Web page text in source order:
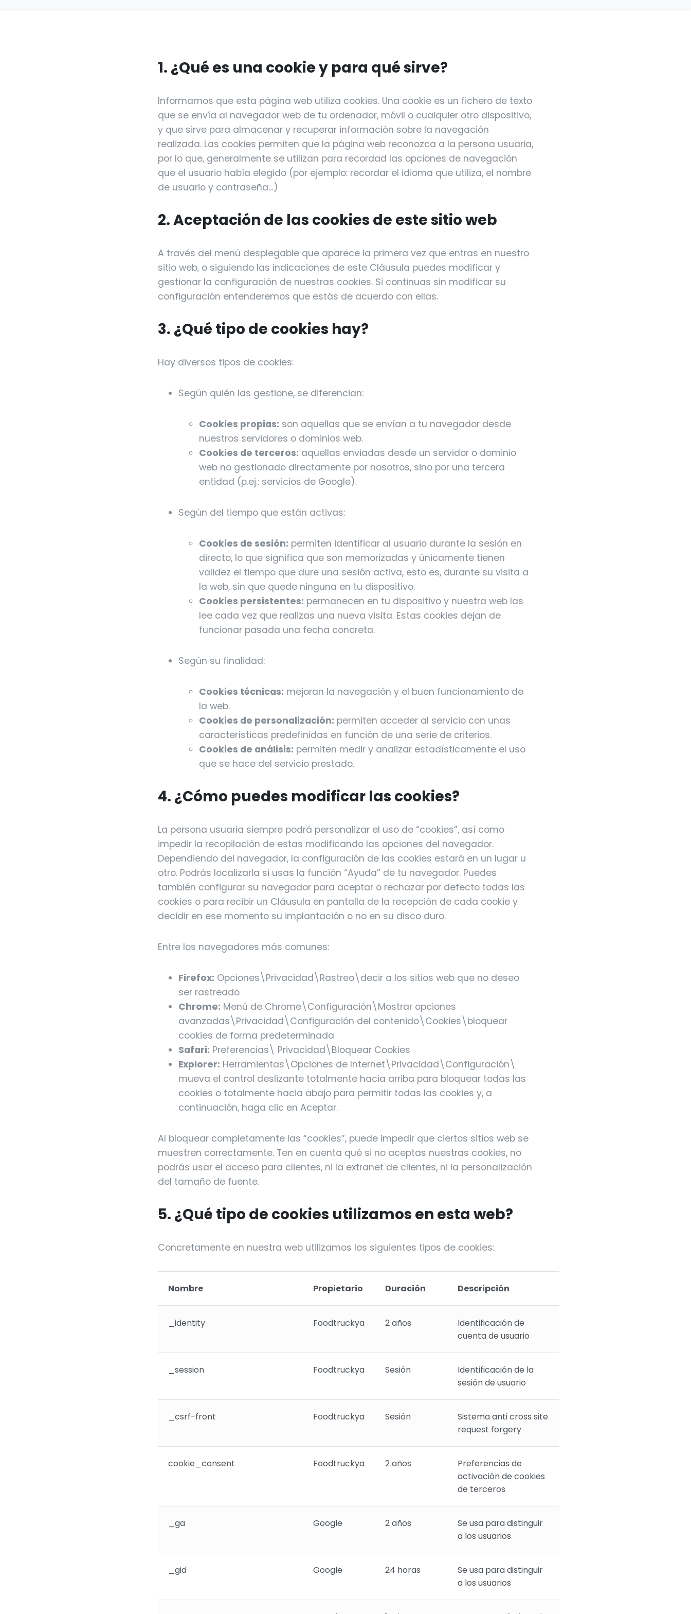
1. ¿Qué es una cookie y para qué sirve?
Informamos que esta página web utiliza cookies. Una cookie es un fichero de texto
que se envía al navegador web de tu ordenador, móvil o cualquier otro dispositivo,
y que sirve para almacenar y recuperar información sobre la navegación
realizada. Las cookies permiten que la página web reconozca a la persona usuaria,
por lo que, generalmente se utilizan para recordad las opciones de navegación
que el usuario había elegido (por ejemplo: recordar el idioma que utiliza, el nombre
de usuario y contraseña…)
2. Aceptación de las cookies de este sitio web
A través del menú desplegable que aparece la primera vez que entras en nuestro
sitio web, o siguiendo las indicaciones de este Cláusula puedes modificar y
gestionar la configuración de nuestras cookies. Si continuas sin modificar su
configuración entenderemos que estás de acuerdo con ellas.
3. ¿Qué tipo de cookies hay?
Hay diversos tipos de cookies:
Según quién las gestione, se diferencian:
Cookies propias: son aquellas que se envían a tu navegador desde
nuestros servidores o dominios web.
Cookies de terceros: aquellas enviadas desde un servidor o dominio
web no gestionado directamente por nosotros, sino por una tercera
entidad (p.ej.: servicios de Google).
Según del tiempo que están activas:
Cookies de sesión: permiten identificar al usuario durante la sesión en
directo, lo que significa que son memorizadas y únicamente tienen
validez el tiempo que dure una sesión activa, esto es, durante su visita a
la web, sin que quede ninguna en tu dispositivo.
Cookies persistentes: permanecen en tu dispositivo y nuestra web las
lee cada vez que realizas una nueva visita. Estas cookies dejan de
funcionar pasada una fecha concreta.
Según su finalidad:
Cookies técnicas: mejoran la navegación y el buen funcionamiento de
la web.
Cookies de personalización: permiten acceder al servicio con unas
características predefinidas en función de una serie de criterios.
Cookies de análisis: permiten medir y analizar estadísticamente el uso
que se hace del servicio prestado.
4. ¿Cómo puedes modificar las cookies?
La persona usuaria siempre podrá personalizar el uso de “cookies”, así como
impedir la recopilación de estas modificando las opciones del navegador.
Dependiendo del navegador, la configuración de las cookies estará en un lugar u
otro. Podrás localizarla si usas la función “Ayuda” de tu navegador. Puedes
también configurar su navegador para aceptar o rechazar por defecto todas las
cookies o para recibir un Cláusula en pantalla de la recepción de cada cookie y
decidir en ese momento su implantación o no en su disco duro.
Entre los navegadores más comunes:
Firefox: Opciones\Privacidad\Rastreo\decir a los sitios web que no deseo
ser rastreado
Chrome: Menú de Chrome\Configuración\Mostrar opciones
avanzadas\Privacidad\Configuración del contenido\Cookies\bloquear
cookies de forma predeterminada
Safari: Preferencias\ Privacidad\Bloquear Cookies
Explorer: Herramientas\Opciones de Internet\Privacidad\Configuración\
mueva el control deslizante totalmente hacia arriba para bloquear todas las
cookies o totalmente hacia abajo para permitir todas las cookies y, a
continuación, haga clic en Aceptar.
Al bloquear completamente las “cookies”, puede impedir que ciertos sitios web se
muestren correctamente. Ten en cuenta qué si no aceptas nuestras cookies, no
podrás usar el acceso para clientes, ni la extranet de clientes, ni la personalización
del tamaño de fuente.
5. ¿Qué tipo de cookies utilizamos en esta web?
Concretamente en nuestra web utilizamos los siguientes tipos de cookies:
Nombre Propietario Duración Descripción
_identity Foodtruckya 2 años
Identificación de
cuenta de usuario
_session Foodtruckya Sesión
Identificación de la
sesión de usuario
_csrf-front Foodtruckya Sesión
Sistema anti cross site
request forgery
cookie_consent Foodtruckya 2 años
Preferencias de
activación de cookies
de terceros
_ga Google 2 años
Se usa para distinguir
a los usuarios
_gid Google 24 horas
Se usa para distinguir
a los usuarios